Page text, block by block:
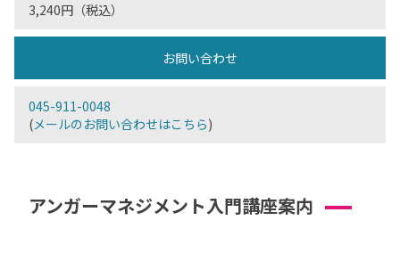
3,240円（税込）
お問い合わせ
045-911-0048
(メールのお問い合わせはこちら)
アンガーマネジメント入門講座案内